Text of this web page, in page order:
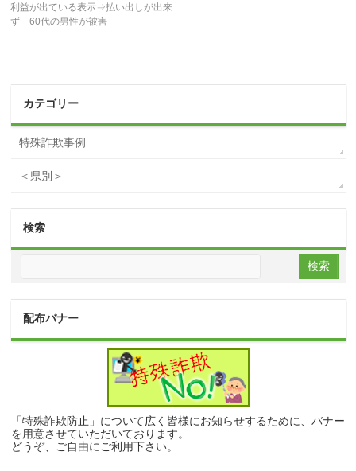
利益が出ている表示⇒払い出しが出来
ず 60代の男性が被害
カテゴリー
特殊詐欺事例
＜県別＞
検索
配布バナー
「特殊詐欺防止」について広く皆様にお知らせするために、バナー
を用意させていただいております。
どうぞ、ご自由にご利用下さい。